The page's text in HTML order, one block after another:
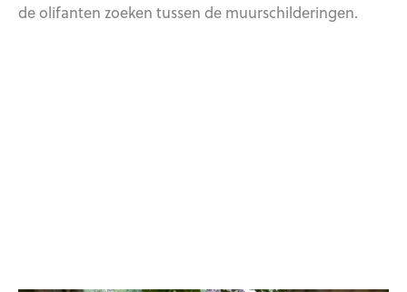
de olifanten zoeken tussen de muurschilderingen.